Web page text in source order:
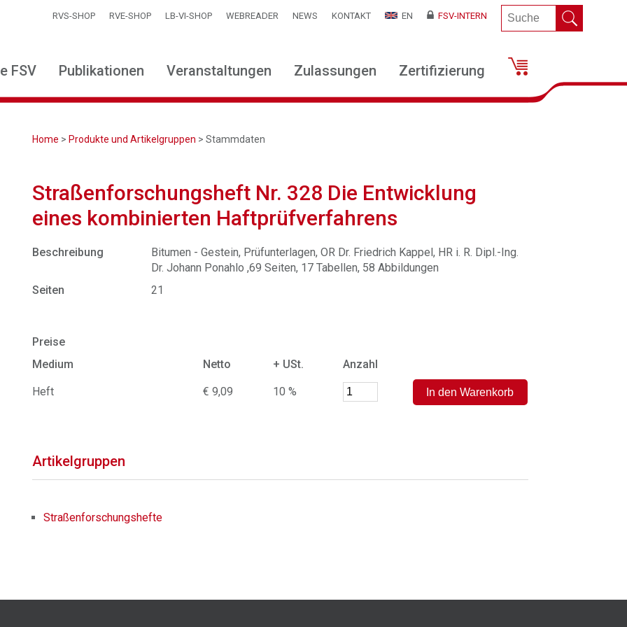
RVS-SHOP RVE-SHOP LB-VI-SHOP WEBREADER NEWS KONTAKT EN FSV-INTERN
FSV Publikationen Veranstaltungen Zulassungen Zertifizierung
Home > Produkte und Artikelgruppen > Stammdaten
Straßenforschungsheft Nr. 328 Die Entwicklung
eines kombinierten Haftprüfverfahrens
Beschreibung
Bitumen - Gestein, Prüfunterlagen, OR Dr. Friedrich Kappel, HR i. R. Dipl.-Ing.
Dr. Johann Ponahlo ,69 Seiten, 17 Tabellen, 58 Abbildungen
Seiten
21
Preise
Medium
Netto + USt. Anzahl
Heft € 9,09 10 %
Artikelgruppen
Straßenforschungshefte